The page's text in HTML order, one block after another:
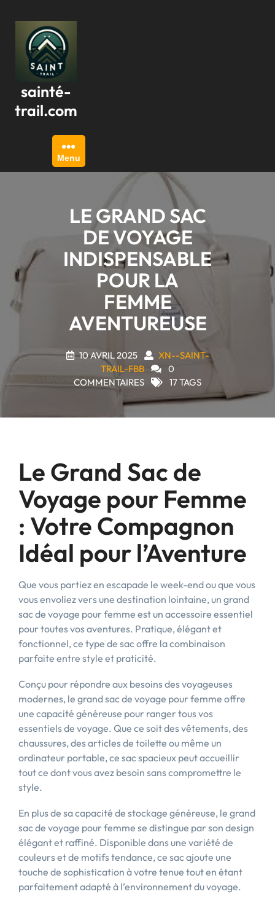
contenu
sainté-
trail.com
Menu
LE GRAND SAC
DE VOYAGE
INDISPENSABLE
POUR LA
FEMME
AVENTUREUSE
10 AVRIL 2025
XN--SAINT-
TRAIL-FBB
0
COMMENTAIRES
17 TAGS
Le Grand Sac de
Voyage pour Femme
: Votre Compagnon
Idéal pour l’Aventure
Que vous partiez en escapade le week-end ou que vous
vous envoliez vers une destination lointaine, un grand
sac de voyage pour femme est un accessoire essentiel
pour toutes vos aventures. Pratique, élégant et
fonctionnel, ce type de sac offre la combinaison
parfaite entre style et praticité.
Conçu pour répondre aux besoins des voyageuses
modernes, le grand sac de voyage pour femme offre
une capacité généreuse pour ranger tous vos
essentiels de voyage. Que ce soit des vêtements, des
chaussures, des articles de toilette ou même un
ordinateur portable, ce sac spacieux peut accueillir
tout ce dont vous avez besoin sans compromettre le
style.
En plus de sa capacité de stockage généreuse, le grand
sac de voyage pour femme se distingue par son design
élégant et raffiné. Disponible dans une variété de
couleurs et de motifs tendance, ce sac ajoute une
touche de sophistication à votre tenue tout en étant
parfaitement adapté à l’environnement du voyage.